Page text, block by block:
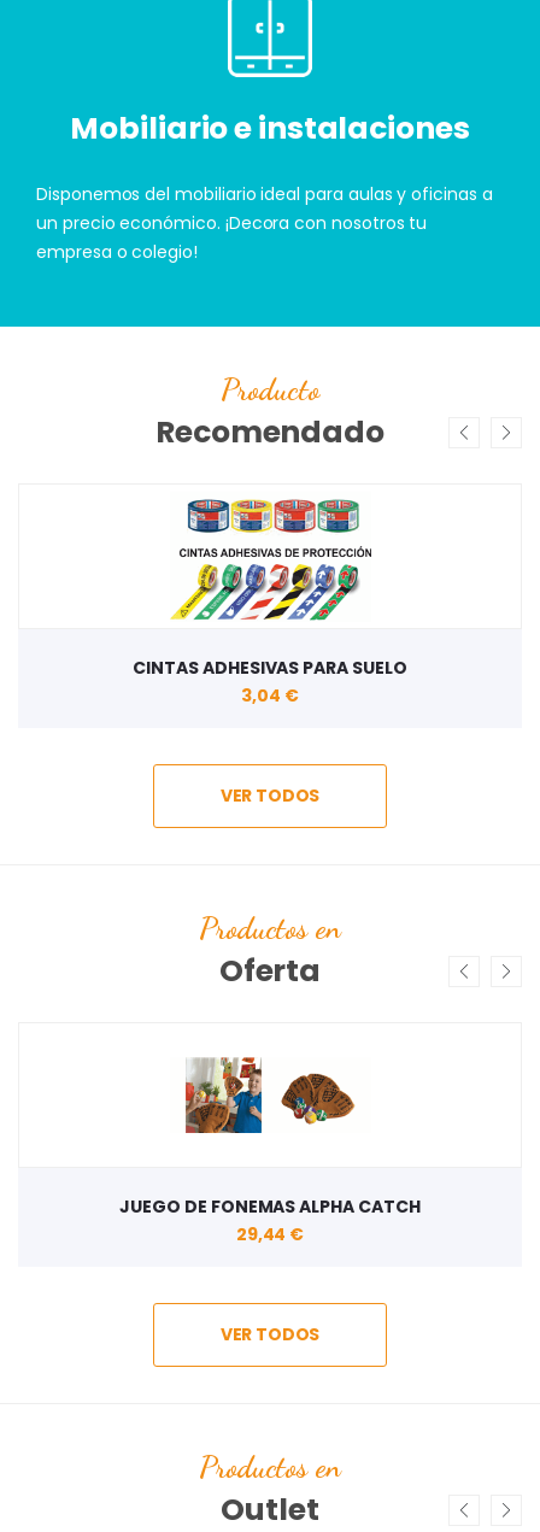
Mobiliario e instalaciones
Disponemos del mobiliario ideal para aulas y oficinas a
un precio económico. ¡Decora con nosotros tu
empresa o colegio!
Producto
Recomendado
CINTAS ADHESIVAS PARA SUELO
3,04 €
VER TODOS
Productos en
Oferta
JUEGO DE FONEMAS ALPHA CATCH
29,44 €
VER TODOS
Productos en
Outlet